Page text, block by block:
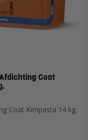
Coat
Coat Kimpasta 14 kg.